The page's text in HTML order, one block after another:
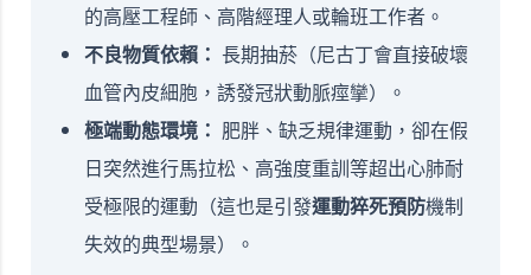
的高壓工程師、高階經理人或輪班工作者。
不良物質依賴： 長期抽菸（尼古丁會直接破壞
血管內皮細胞，誘發冠狀動脈痙攣）。
極端動態環境： 肥胖、缺乏規律運動，卻在假
日突然進行馬拉松、高強度重訓等超出心肺耐
受極限的運動（這也是引發運動猝死預防機制
失效的典型場景）。